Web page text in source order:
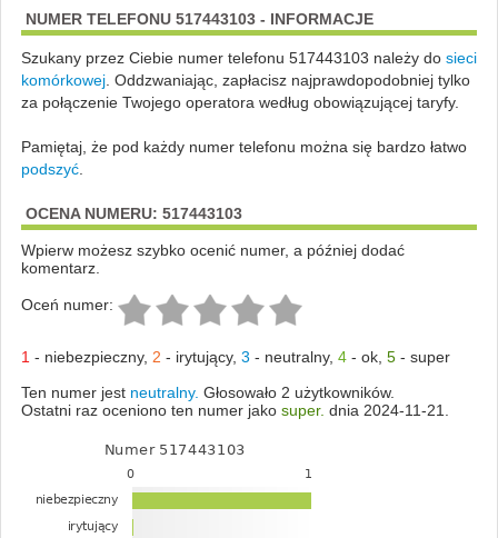
NUMER TELEFONU 517443103 - INFORMACJE
Szukany przez Ciebie numer telefonu 517443103 należy do sieci
komórkowej. Oddzwaniając, zapłacisz najprawdopodobniej tylko
za połączenie Twojego operatora według obowiązującej taryfy.
Pamiętaj, że pod każdy numer telefonu można się bardzo łatwo
podszyć.
OCENA NUMERU: 517443103
Wpierw możesz szybko ocenić numer, a później dodać
komentarz.
Oceń numer:
1 - niebezpieczny, 2 - irytujący, 3 - neutralny, 4- ok, 5- super
Ten numer jest neutralny. Głosowało 2 użytkowników.
Ostatni raz oceniono ten numer jako super. dnia 2024-11-21.